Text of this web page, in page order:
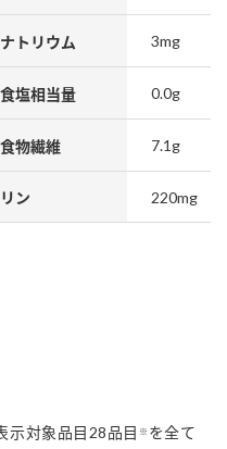
ナトリウム 3mg
食塩相当量 0.0g
食物繊維 7.1g
リン 220mg
示対象品目28品目 ※ を全て